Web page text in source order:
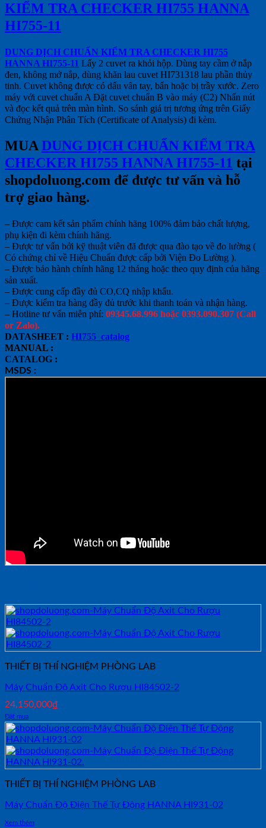
KIỂM TRA CHECKER HI755 HANNA
HI755-11
DUNG DỊCH CHUẨN KIỂM TRA CHECKER HI755
HANNA HI755-11 Lấy 2 cuvet ra khỏi hộp. Dùng tay cầm ở nắp
đen, không mở nắp, dùng khăn lau cuvet HI731318 lau phần thủy
tinh. Cuvet không được có dấu vân tay, bẩn hoặc bị trầy xước. Zero
máy với cuvet chuẩn A Đặt cuvet chuẩn B vào máy (C2) Nhấn nút
và đọc kết quả trên màn hình. So sánh giá trị tương ứng trên Giấy
Chứng Nhận Phân Tích (Certificate of Analysis) đi kèm.
MUA DUNG DỊCH CHUẨN KIỂM TRA
CHECKER HI755 HANNA HI755-11 tại
shopdoluong.com để được tư vấn và hỗ
trợ giao hàng.
– Được cam kết sản phẩm chính hãng 100% đảm bảo chất lượng,
phụ kiện đi kèm chính hãng.
– Được tư vấn bởi kỹ thuật viên đã được qua đào tạo về đo lường (
Có chứng chỉ về Hiệu Chuẩn được cấp bởi Viện Đo Lường ).
– Được bảo hành chính hãng 12 tháng hoặc theo quy định của hãng
sản xuất.
– Được cung cấp đầy đủ CO,CQ nhập khẩu.
– Được kiểm tra hàng đầy đủ trước khi thanh toán và nhận hàng.
– Hotline tư vấn miễn phí: 09345.68.996 hoặc 0393.090.307 (Call
or Zalo).
DATASHEET : HI755_catalog
MANUAL :
CATALOG :
MSDS :
THIẾT BỊ THÍ NGHIỆM PHÒNG LAB
Máy Chuẩn Độ Axit Cho Rượu HI84502-2
24,150,000₫
Đặt mua
THIẾT BỊ THÍ NGHIỆM PHÒNG LAB
Máy Chuẩn Độ Điện Thế Tự Động HANNA HI931-02
Xem thêm